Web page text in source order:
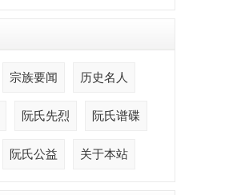
宗族要闻 历史名人
阮氏先烈 阮氏谱碟
阮氏公益 关于本站